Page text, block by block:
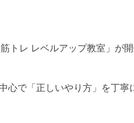
トレ レベルアップ教室」が
心で「正しいやり方」を丁寧